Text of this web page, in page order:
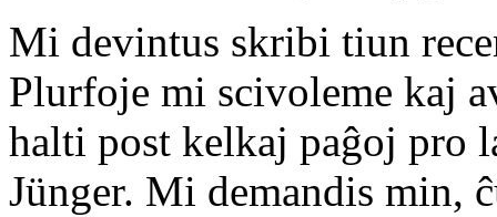
Mi devintus skribi tiun
Plurfoje mi scivoleme kaj
halti post kelkaj paĝoj pro
Jünger. Mi demandis min,